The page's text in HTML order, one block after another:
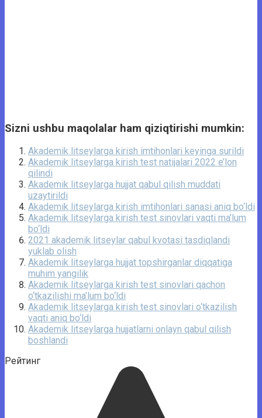
Sizni ushbu maqolalar ham qiziqtirishi mumkin:
Akademik litseylarga kirish imtihonlari keyinga surildi
Akademik litseylarga kirish test natijalari 2022 e’lon
qilindi
Akademik litseylarga hujjat qabul qilish muddati
uzaytirildi
Akademik litseylarga kirish imtihonlari sanasi aniq bo‘ldi
Akademik litseylarga kirish test sinovlari vaqti ma’lum
bo‘ldi
2021 akademik litseylar qabul kvotasi tasdiqlandi
yuklab olish
Akademik litseylarga hujjat topshirganlar diqqatiga
muhim yangilik
Akademik litseylarga kirish test sinovlari qachon
o‘tkazilishi ma’lum bo‘ldi
Akademik litseylarga kirish test sinovlari o‘tkazilish
vaqti aniq bo‘ldi
Akademik litseylarga hujjatlarni onlayn qabul qilish
boshlandi
Рейтинг